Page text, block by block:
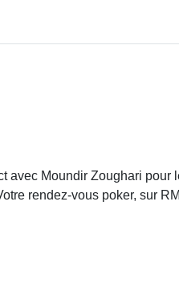
avec Moundir Zoughari pour
rendez-vous poker, sur